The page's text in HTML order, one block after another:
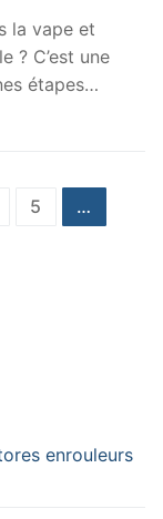
la vape et
? C’est une
étapes…
5
…
enrouleurs